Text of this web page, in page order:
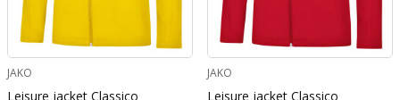
JAKO
Leisure jacket Classico
JAKO
Leisure jacket Classico